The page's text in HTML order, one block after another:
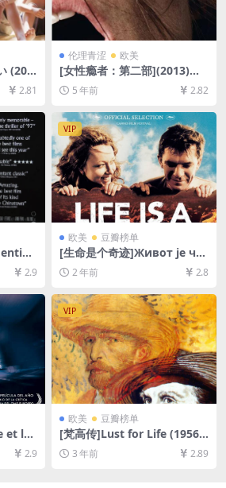
(200
源10
2.81
伦理青涩 欧美
[女性瘾者：第二部](2013)导
演剪辑版[百度网盘+迅雷云盘
资源未删减1080P高清][MP4/
11GB][中英字幕]
5 年前 2.82
盘10
盘在2.9
VIP
欧美 豆瓣榜单
[生命是个奇迹]Живот је чу
до (2004)[百度网盘+夸克网
盘1080P超清未删减资源][网
B][中英字幕]
2 年前 2.8
et le
+夸克
源] 2.9
VIP
欧美 豆瓣榜单
[梵高传]Lust for Life (1956)
[百度网盘+夸克网盘1080P超
清未删减资源][网盘在线播放/
3 年前 2.89